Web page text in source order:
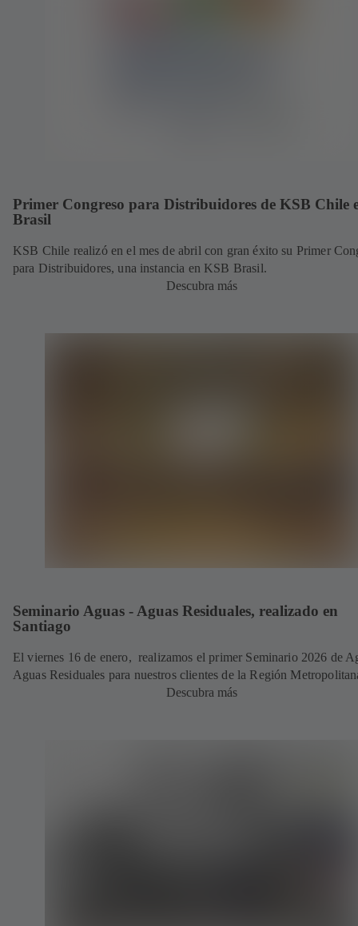
Primer Congreso para Distribuidores de KSB Chile
Brasil
KSB Chile realizó en el mes de abril con gran éxito su Primer
para Distribuidores, una instancia en KSB Brasil.
Descubra más
Seminario Aguas - Aguas Residuales, realizado en
Santiago
El viernes 16 de enero, realizamos el primer Seminario 2026 de
Aguas Residuales para nuestros clientes de la Región
Descubra más